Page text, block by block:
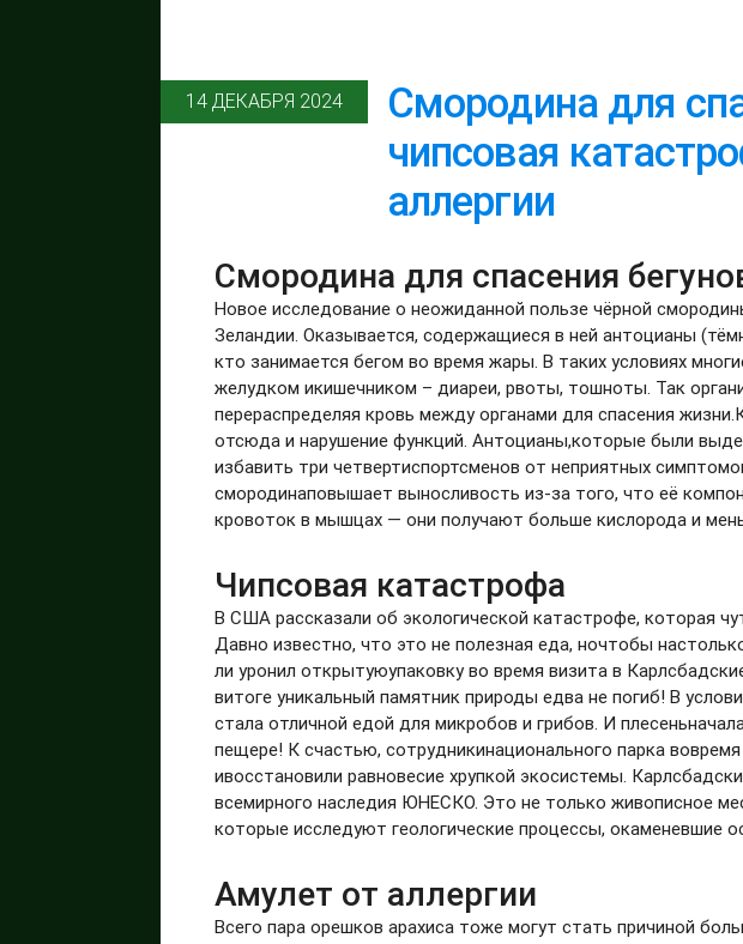
14 ДЕКАБРЯ 2024
Смородина для
чипсовая
аллергии
Смородина для спасения
Новое исследование о неожиданной пользе чёрной
Зеландии. Оказывается, содержащиеся в ней антоцианы
кто занимается бегом во время жары. В таких условиях
желудком икишечником – диареи, рвоты, тошноты. Так
перераспределяя кровь между органами для спасения
отсюда и нарушение функций. Антоцианы,которые были
избавить три четвертиспортсменов от неприятных
смородинаповышает выносливость из-за того, что её
кровоток в мышцах — они получают больше кислорода и
Чипсовая катастрофа
В США рассказали об экологической катастрофе, которая
Давно известно, что это не полезная еда, ночтобы
ли уронил открытуюупаковку во время визита в
витоге уникальный памятник природы едва не погиб! В
стала отличной едой для микробов и грибов. И
пещере! К счастью, сотрудникинационального парка
ивосстановили равновесие хрупкой экосистемы.
всемирного наследия ЮНЕСКО. Это не только живописное
которые исследуют геологические процессы, окаменевшие
Амулет от аллергии
Всего пара орешков арахиса тоже могут стать причиной